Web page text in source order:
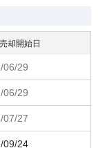
却開始日
06/29
06/29
07/27
09/24